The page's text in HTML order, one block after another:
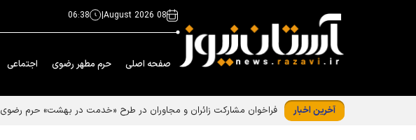
08 August 2026
|
06:38
صفحه اصلی حرم مطهر رضوی اجتماعی
آخرین اخبار فراخوان مشارکت زائران و مجاوران در طرح «خدمت در بهشت» حرم رضوی